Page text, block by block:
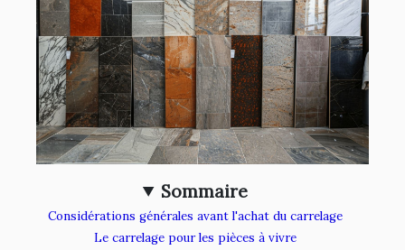
Sommaire
Considérations générales avant l'achat du carrelage
Le carrelage pour les pièces à vivre